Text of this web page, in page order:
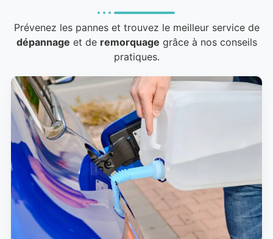
Prévenez les pannes et trouvez le meilleur service de
dépannage et de remorquage grâce à nos conseils
pratiques.